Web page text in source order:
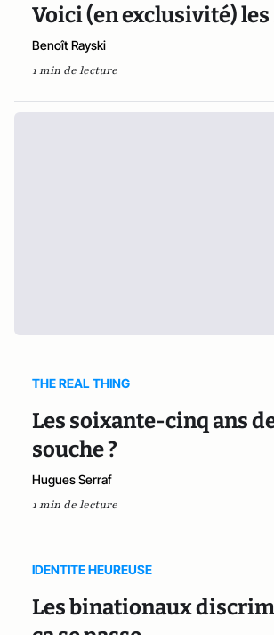
Voici (en exclusivité)
Benoît Rayski
1 min de lecture
THE REAL THING
Les soixante-cinq ans
souche ?
Hugues Serraf
1 min de lecture
IDENTITE HEUREUSE
Les binationaux